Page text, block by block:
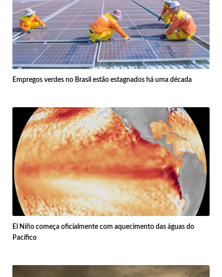
Empregos verdes no Brasil estão estagnados há uma década
El Niño começa oficialmente com aquecimento das águas do
Pacífico